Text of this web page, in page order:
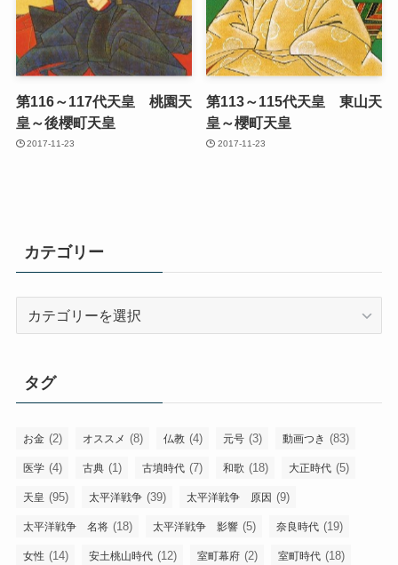
第116～117代天皇 桃園天
皇～後櫻町天皇
2017-11-23
第113～115代天皇 東山天
皇～櫻町天皇
2017-11-23
カテゴリー
ー
タグ
お金 (2) オススメ (8) 仏教 (4) 元号 (3) 動画つき (83)
医学 (4) 古典 (1) 古墳時代 (7) 和歌 (18) 大正時代 (5)
天皇 (95) 太平洋戦争 (39) 太平洋戦争 原因 (9)
太平洋戦争 名将 (18) 太平洋戦争 影響 (5) 奈良時代 (19)
女性 (14) 安土桃山時代 (12) 室町幕府 (2) 室町時代 (18)